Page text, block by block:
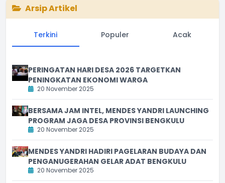
Arsip Artikel
Terkini Populer Acak
PERINGATAN HARI DESA 2026 TARGETKAN
PENINGKATAN EKONOMI WARGA
20 November 2025
BERSAMA JAM INTEL, MENDES YANDRI LAUNCHING
PROGRAM JAGA DESA PROVINSI BENGKULU
20 November 2025
MENDES YANDRI HADIRI PAGELARAN BUDAYA DAN
PENGANUGERAHAN GELAR ADAT BENGKULU
20 November 2025